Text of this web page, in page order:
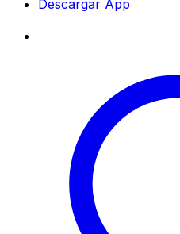
Descargar App